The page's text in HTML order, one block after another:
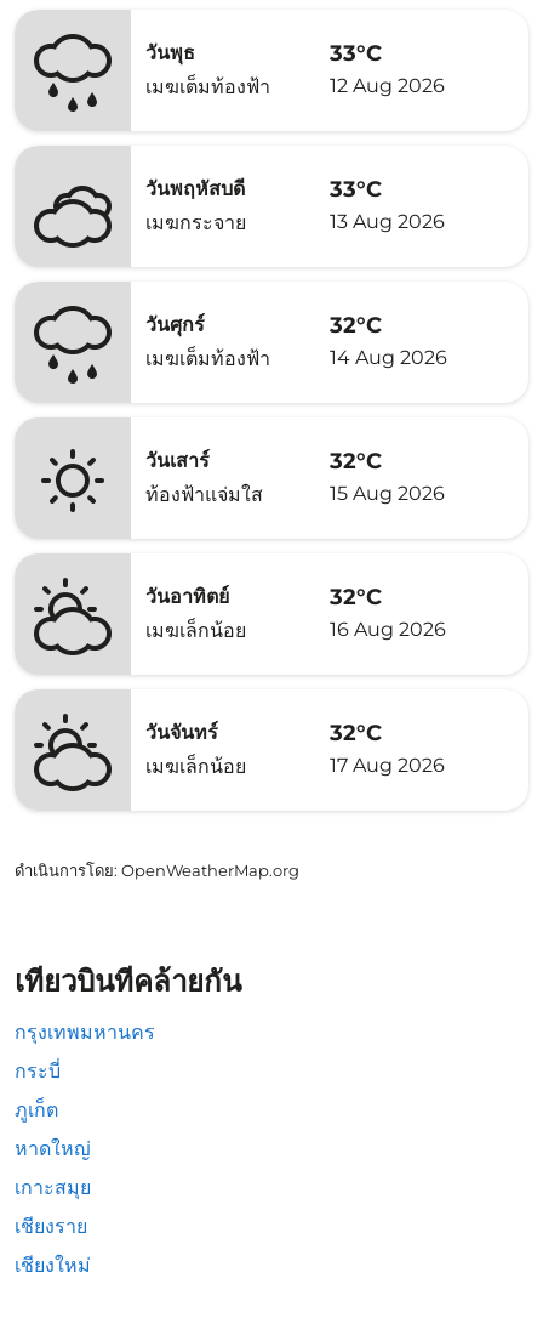
วันพุธ
เมฆเต็มท้องฟ้า
33°C
12 Aug 2026
วันพฤหัสบดี
เมฆกระจาย
33°C
13 Aug 2026
วันศุกร์
เมฆเต็มท้องฟ้า
32°C
14 Aug 2026
วันเสาร์
ท้องฟ้าแจ่มใส
32°C
15 Aug 2026
วันอาทิตย์
เมฆเล็กน้อย
32°C
16 Aug 2026
วันจันทร์
เมฆเล็กน้อย
32°C
17 Aug 2026
ดำเนินการโดย: OpenWeatherMap.org
เที่ยวบินที่คล้ายกัน
กรุงเทพมหานคร
กระบี่
ภูเก็ต
หาดใหญ่
เกาะสมุย
เชียงราย
เชียงใหม่